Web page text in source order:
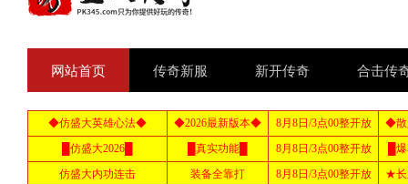
网站首页 传奇新服 新开传奇 合击传